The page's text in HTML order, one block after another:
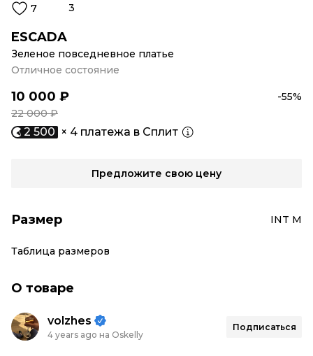
7 3
ESCADA
Зеленое повседневное платье
Отличное состояние
10 000 ₽
-55%
22 000 ₽
2 500 × 4 платежа в Сплит
Предложите свою цену
Размер INT M
Таблица размеров
О товаре
volzhes
4 years ago на Oskelly
Подписаться